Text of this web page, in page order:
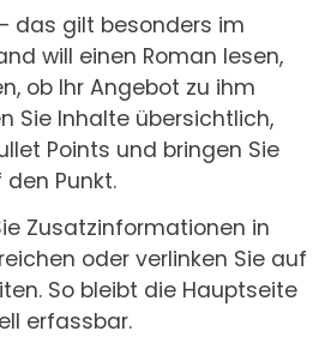
das gilt besonders im
will einen Roman lesen,
ob Ihr Angebot zu ihm
Sie Inhalte übersichtlich,
Points und bringen Sie
Punkt.
Zusatzinformationen in
oder verlinken Sie auf
So bleibt die Hauptseite
erfassbar.